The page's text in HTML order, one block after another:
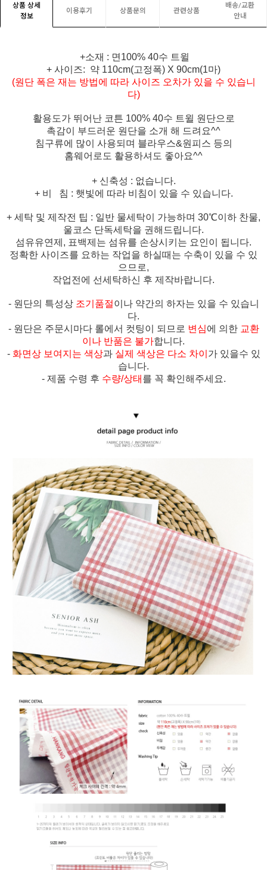
상품 상세
정보
이용후기 상품문의 관련상품
배송/교환
안내
+소재 : 면100% 40수 트윌
+ 사이즈: 약 110cm(고정폭) X 90cm(1마)
(원단 폭은 재는 방법에 따라 사이즈 오차가 있을 수 있습니
다)
활용도가 뛰어난 코튼 100% 40수 트윌 원단으로
촉감이 부드러운 원단을 소개 해 드려요^^
침구류에 많이 사용되며 블라우스&원피스 등의
홈웨어로도 활용하셔도 좋아요^^
+ 신축성 : 없습니다.
+ 비 침 : 햇빛에 따라 비침이 있을 수 있습니다.
+ 세탁 및 제작전 팁 : 일반 물세탁이 가능하며 30℃이하 찬물,
울코스 단독세탁을 권해드립니다.
섬유유연제, 표백제는 섬유를 손상시키는 요인이 됩니다.
정확한 사이즈를 요하는 작업을 하실때는 수축이 있을 수 있
으므로,
작업전에 선세탁하신 후 제작바랍니다.
- 원단의 특성상 조기품절이나 약간의 하자는 있을 수 있습니
다.
- 원단은 주문시마다 롤에서 컷팅이 되므로 변심에 의한 교환
이나 반품은 불가합니다.
- 화면상 보여지는 색상과실제 색상은 다소 차이 가 있을수 있
습니다.
- 제품 수령 후 수량/상태 를 꼭 확인해주세요.